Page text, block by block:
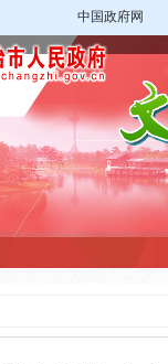
中国政府网